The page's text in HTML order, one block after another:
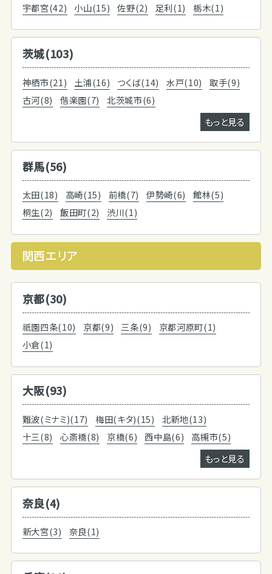
宇都宮(42) 小山(15) 佐野(2) 足利(1) 栃木(1)
茨城(103)
神栖市(21) 土浦(16) つくば(14) 水戸(10)
取手(9)
古河(8)
偕楽園(7)
北茨城市(6)
もっと見る
群馬(56)
太田(18) 高崎(15) 前橋(7) 伊勢崎(6)
館林(5)
桐生(2)
飯田町(2) 渋川(1)
関西エリア
京都(30)
祇園四条(10) 京都(9) 三条(9)
京都河原町(1)
小倉(1)
大阪(93)
難波(ミナミ)(17) 梅田(キタ)(15)
北新地(13)
十三(8)
心斎橋(8) 京橋(6) 西中島(6)
高槻市(5)
もっと見る
奈良(4)
新大宮(3) 奈良(1)